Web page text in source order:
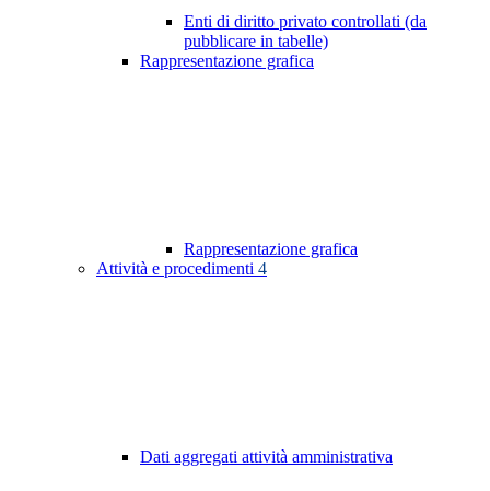
Enti di diritto privato controllati (da
pubblicare in tabelle)
Rappresentazione grafica
Rappresentazione grafica
Attività e procedimenti 4
Dati aggregati attività amministrativa